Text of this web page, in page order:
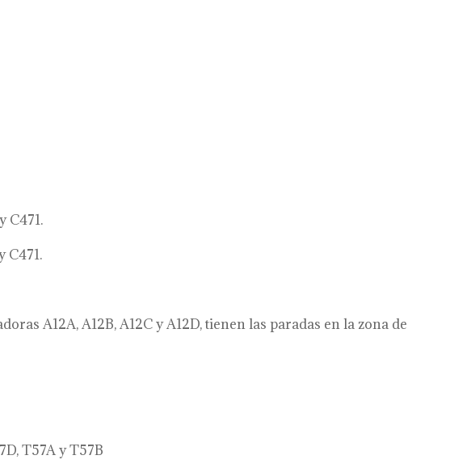
C471.
C471.
A12A, A12B, A12C y A12D, tienen las paradas en la zona de
T57A yT57B